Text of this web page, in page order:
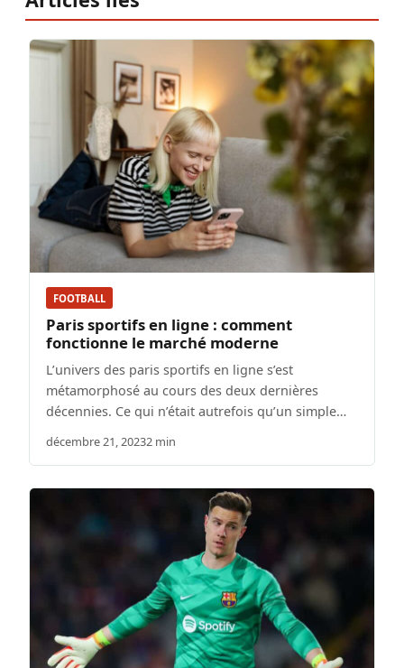
FOOTBALL
Paris sportifs en ligne : comment
fonctionne le marché moderne
L’univers des paris sportifs en ligne s’est
métamorphosé au cours des deux dernières
décennies. Ce qui n’était autrefois qu’un simple…
décembre 21, 20232 min